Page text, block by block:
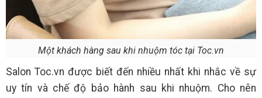
Một khách hàng sau khi nhuộm tóc tại Toc.vn
Salon Toc.vn được biết đến nhiều nhất khi nhắc về sự
uy tín và chế độ bảo hành sau khi nhuộm. Cho nên